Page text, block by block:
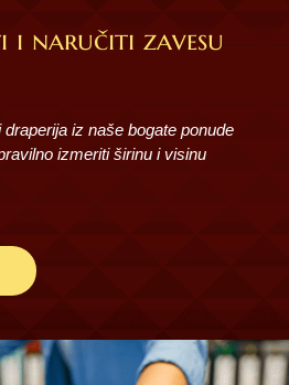
i naručiti zavesu
iz naše bogate ponude
izmeriti širinu i visinu